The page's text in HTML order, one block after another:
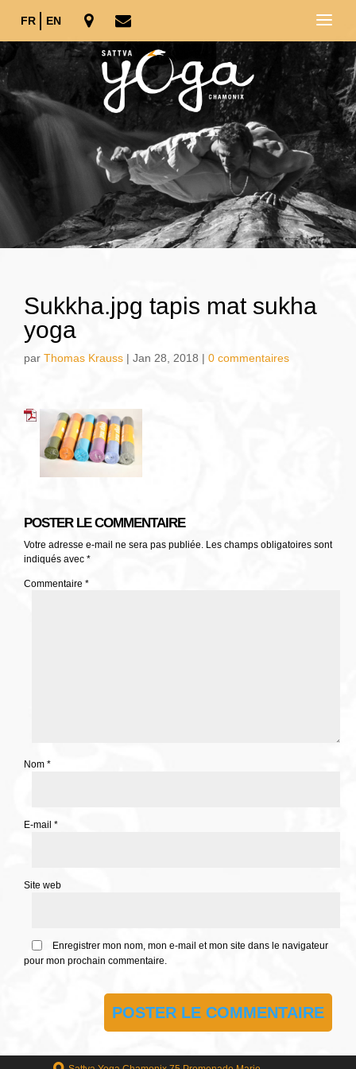
FR EN
Sukkha.jpg tapis mat sukha
yoga
par Thomas Krauss | Jan 28, 2018 | 0 commentaires
POSTER LE COMMENTAIRE
Votre adresse e-mail ne sera pas publiée. Les champs obligatoires sont
indiqués avec *
Commentaire *
Nom *
E-mail *
Site web
Enregistrer mon nom, mon e-mail et mon site dans le navigateur
pour mon prochain commentaire.